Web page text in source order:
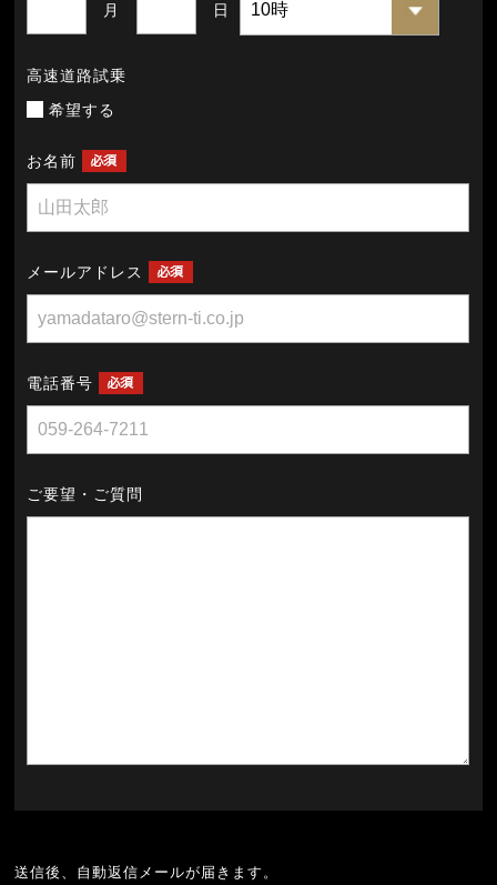
月 日
高速道路試乗
希望する
お名前
メールアドレス
電話番号
ご要望・ご質問
送信後、自動返信メールが届きます。